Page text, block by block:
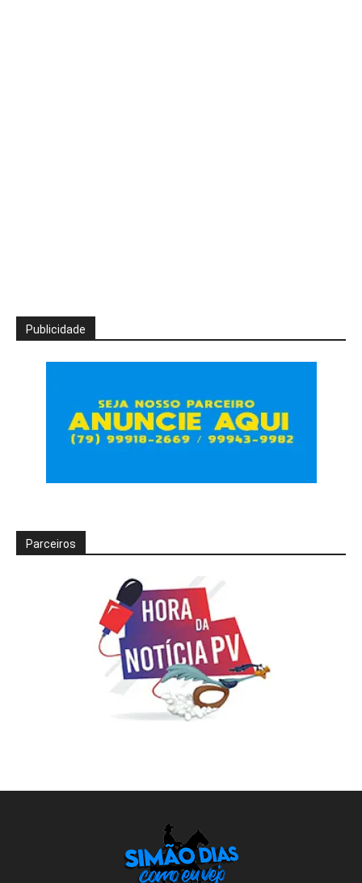
Publicidade
Parceiros